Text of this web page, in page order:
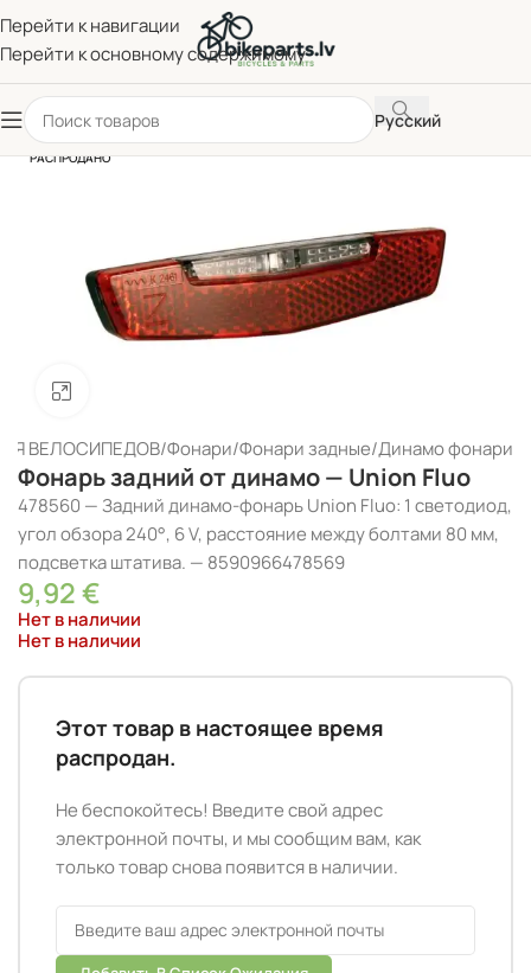
Перейти к навигации
Перейти к основному содержимому
Русский
РАСПРОДАНО
ВЕЛОСИПЕДОВ/Фонари/Фонари задные/Динамо фонари
Фонарь задний от динамо — Union Fluo
478560 — Задний динамо-фонарь Union Fluo: 1 светодиод,
угол обзора 240°, 6 V, расстояние между болтами 80 мм,
подсветка штатива. — 8590966478569
9,92€
Нет в наличии
Нет в наличии
Этот товар в настоящее время
распродан.
Не беспокойтесь! Введите свой адрес
электронной почты, и мы сообщим вам, как
только товар снова появится в наличии.